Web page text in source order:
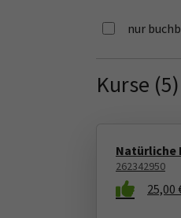
nur
Kurse (5)
Natürliche
262342950
25,00